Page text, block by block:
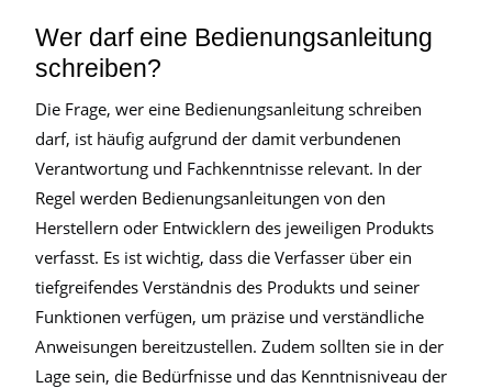
Wer darf eine Bedienungsanleitung
schreiben?
Die Frage, wer eine Bedienungsanleitung schreiben
darf, ist häufig aufgrund der damit verbundenen
Verantwortung und Fachkenntnisse relevant. In der
Regel werden Bedienungsanleitungen von den
Herstellern oder Entwicklern des jeweiligen Produkts
verfasst. Es ist wichtig, dass die Verfasser über ein
tiefgreifendes Verständnis des Produkts und seiner
Funktionen verfügen, um präzise und verständliche
Anweisungen bereitzustellen. Zudem sollten sie in der
Lage sein, die Bedürfnisse und das Kenntnisniveau der